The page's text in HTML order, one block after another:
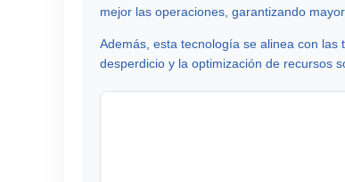
mejor las operaciones, garantizando
Además, esta tecnología se alinea con
desperdicio y la optimización de recursos